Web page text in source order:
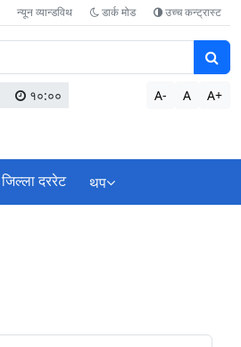
न्यून व्यान्डविथ डार्क मोड उच्च कन्ट्रास्ट
१०:०० A- A A+
जिल्ला दररेट थप